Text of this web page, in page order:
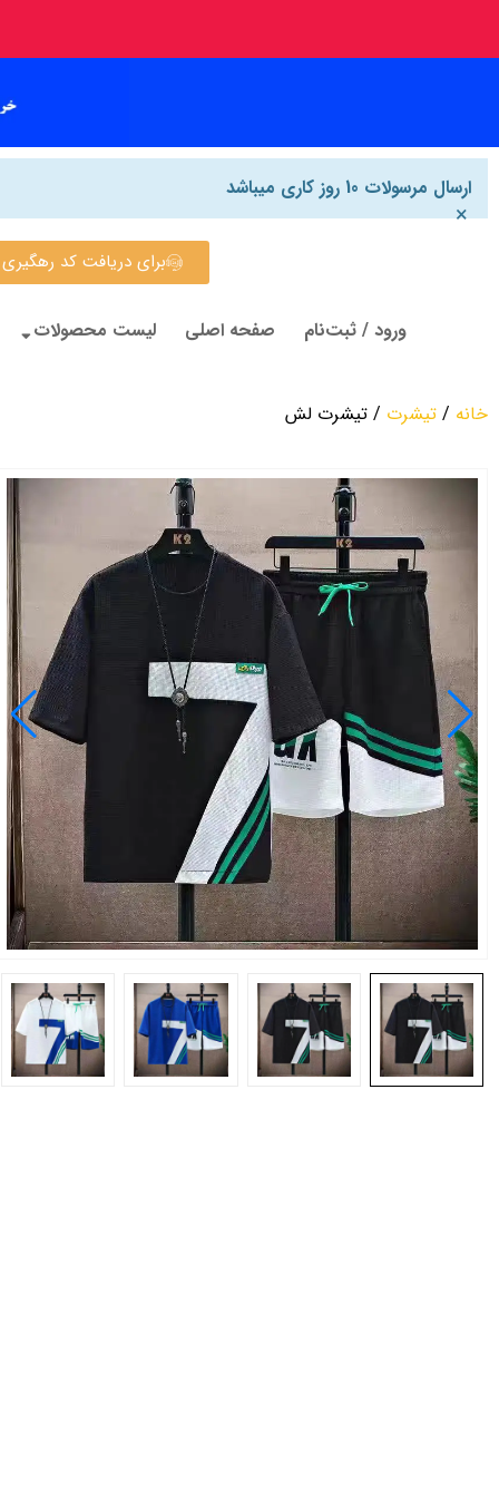
ارسال مرسولات 10 روز کاری میباشد
×
برای دریافت کد رهگیری روی
ورود / ثبت‌نام صفحه اصلی لیست محصولات
خانه / تیشرت / تیشرت لش